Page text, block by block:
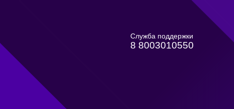
Служба поддержки
8 8003010550